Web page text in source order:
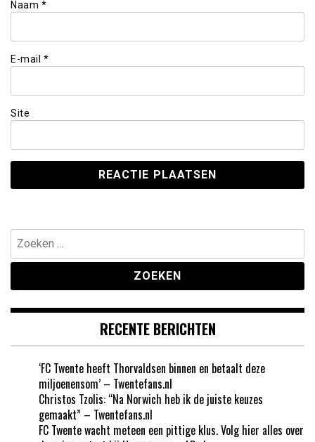
Naam *
E-mail *
Site
Zoeken
naar:
RECENTE BERICHTEN
‘FC Twente heeft Thorvaldsen binnen en betaalt deze
miljoenensom’ – Twentefans.nl
Christos Tzolis: “Na Norwich heb ik de juiste keuzes
gemaakt” – Twentefans.nl
FC Twente wacht meteen een pittige klus. Volg hier alles over